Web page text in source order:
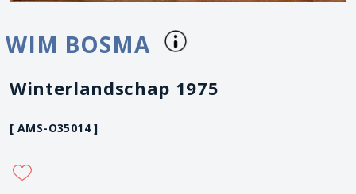
WIM BOSMA
Winterlandschap 1975
[ AMS-O35014 ]